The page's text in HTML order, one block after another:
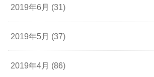
2019年6月 (31)
2019年5月 (37)
2019年4月 (86)